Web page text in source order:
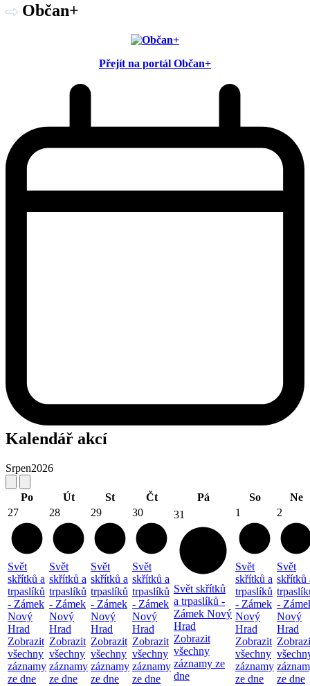
Občan+
Přejít na portál Občan+
Kalendář akcí
Srpen2026
Po Út St Čt Pá So
Ne
27
Svět
skřítků a
trpaslíků
- Zámek
Nový
Hrad
Zobrazit
všechny
záznamy
ze dne
28
Svět
skřítků a
trpaslíků
- Zámek
Nový
Hrad
Zobrazit
všechny
záznamy
ze dne
29
Svět
skřítků a
trpaslíků
- Zámek
Nový
Hrad
Zobrazit
všechny
záznamy
ze dne
30
Svět
skřítků a
trpaslíků
- Zámek
Nový
Hrad
Zobrazit
všechny
záznamy
ze dne
31
Svět skřítků
a trpaslíků -
Zámek Nový
Hrad
Zobrazit
všechny
záznamy ze
dne
1
Svět
skřítků a
trpaslíků
- Zámek
Nový
Hrad
Zobrazit
všechny
záznamy
ze dne
2
Svět
skřítků
-
Nový
Hrad
ze dne